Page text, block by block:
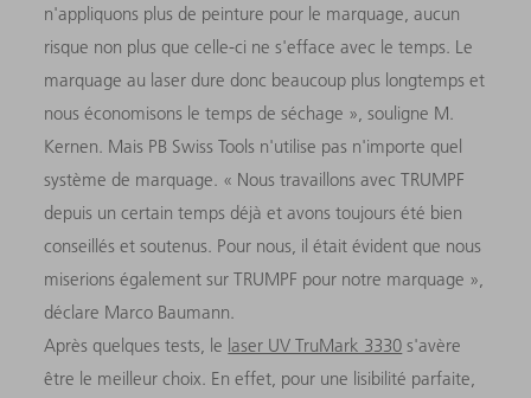
n'appliquons plus de peinture pour le marquage, aucun
risque non plus que celle-ci ne s'efface avec le temps. Le
marquage au laser dure donc beaucoup plus longtemps et
nous économisons le temps de séchage », souligne M.
Kernen. Mais PB Swiss Tools n'utilise pas n'importe quel
système de marquage. « Nous travaillons avec TRUMPF
depuis un certain temps déjà et avons toujours été bien
conseillés et soutenus. Pour nous, il était évident que nous
miserions également sur TRUMPF pour notre marquage »,
déclare Marco Baumann.
Après quelques tests, le laser UV TruMark 3330 s'avère
être le meilleur choix. En effet, pour une lisibilité parfaite,